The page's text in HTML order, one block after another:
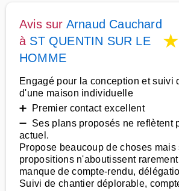
Avis sur Arnaud Cauchard
à ST QUENTIN SUR LE
HOMME
★
Engagé pour la conception et suivi
d'une maison individuelle
➕ Premier contact excellent
➖ Ses plans proposés ne reflètent
actuel.
Propose beaucoup de choses mais
propositions n'aboutissent
manque de compte-rendu,
Suivi de chantier déplorable,